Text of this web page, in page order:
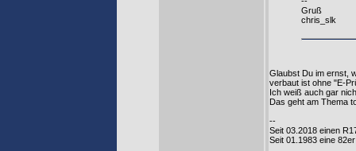
Gruß
chris_slk
Glaubst Du im ernst,
verbaut ist ohne "E-
Ich weiß auch gar
Das geht am Thema
--
Seit 03.2018 einen
Seit 01.1983 eine